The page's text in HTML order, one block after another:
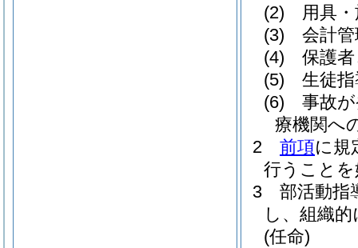
(2)
用具
(3)
会計
(4)
保護
(5)
生徒
(6)
事故
療機関へ
2
前項に規
行うこと
3
部活動指
し、組織
(任命)